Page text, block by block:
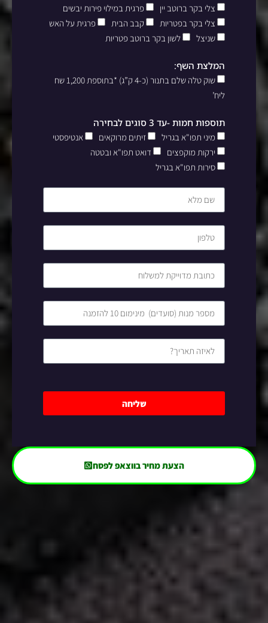
צלי בקר ברוטב יין
פרגית במילוי פירות יבשים
צלי בקר בפטריות
קבב הבית
פרגית על האש
שניצל
לשון בקר ברוטב פטריות
המלצת השף:
שוק טלה שלם בתנור (כ-4 ק”ג) *בתוספת 1,200 שח
ליח’
תוספות חמות -עד 3 סוגים לבחירה
מיני תפו"א בגריל זיתים מרוקאים
אנטיפסטי
ירקות מוקפצים
דואט תפו"א ובטטה
סירות תפו"א בגריל
שליחה
הצעת מחיר בווצאפ לפסח